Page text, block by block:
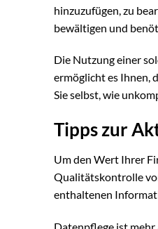
hinzuzufügen, zu
bewältigen und
Die Nutzung einer
ermöglicht es Ihnen,
Sie selbst, wie
Tipps zur
Um den Wert Ihrer
Qualitätskontrolle
enthaltenen